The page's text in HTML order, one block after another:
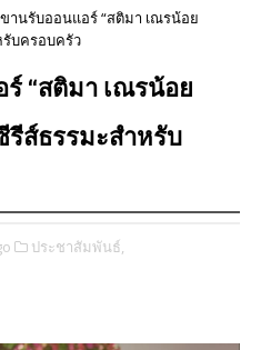
านรับออนแอร์ “สติมา เณรน้อย
บครอบครัว
“สติมา เณรน้อย
รีส์ธรรมะสำหรับ
ประชาสัมพันธ์,